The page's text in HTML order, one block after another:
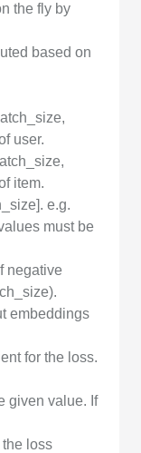
the fly by
based on
user.
item.
e.g.
must be
negative
embeddings
for the loss.
given value. If
loss